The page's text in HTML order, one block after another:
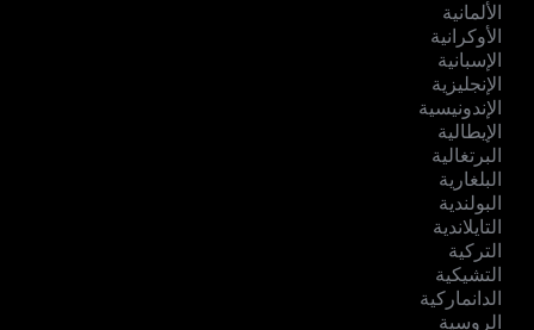
الألمانية
الأوكرانية
الإسبانية
الإنجليزية
الإندونيسية
الإيطالية
البرتغالية
البلغارية
البولندية
التايلاندية
التركية
التشيكية
الدانماركية
الروسية